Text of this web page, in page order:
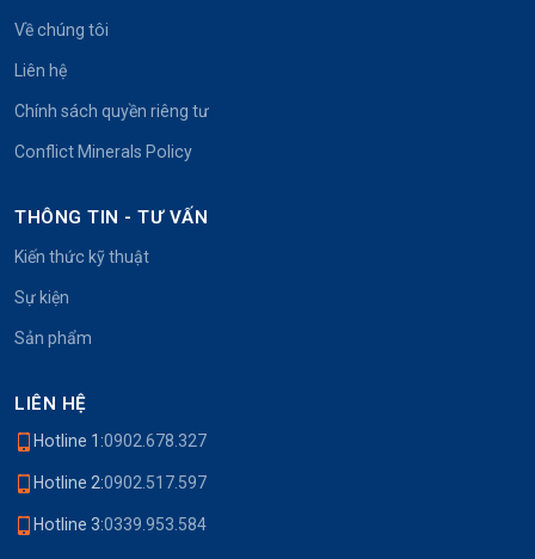
Về chúng tôi
Liên hệ
Chính sách quyền riêng tư
Conflict Minerals Policy
THÔNG TIN - TƯ VẤN
Kiến thức kỹ thuật
Sự kiện
Sản phẩm
LIÊN HỆ
Hotline 1:0902.678.327
Hotline 2:0902.517.597
Hotline 3:0339.953.584